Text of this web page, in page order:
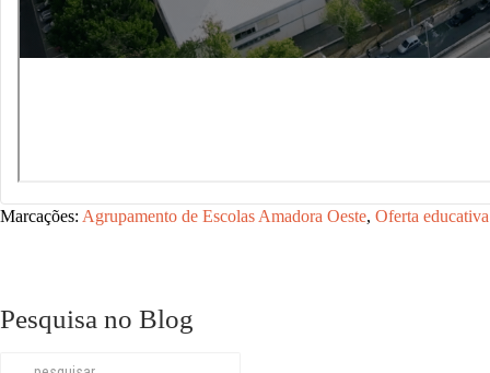
Marcações: Agrupamento de Escolas Amadora Oeste, Oferta
Pesquisa no Blog